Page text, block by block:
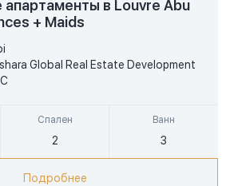
апартаменты в Louvre Abu
+ Maids
Global Real Estate Development
Спален
2
Ванн
3
AED
Подробнее